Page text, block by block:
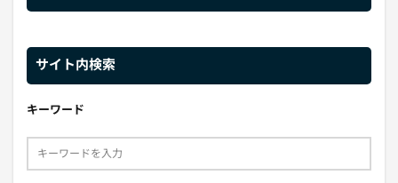
サイト内検索
キーワード